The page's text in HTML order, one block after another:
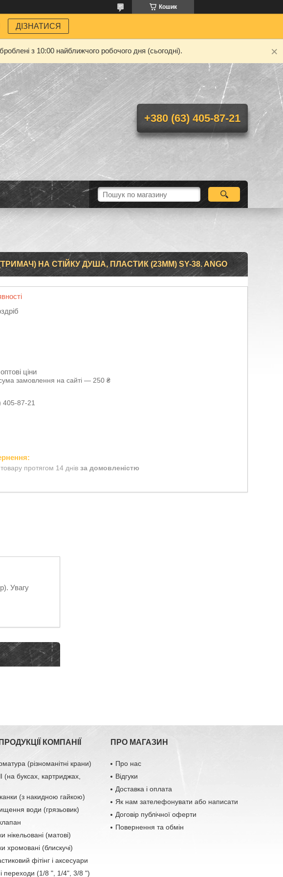
Кошик
ДІЗНАТИСЯ
з 10:00 найближчого робочого дня (сьогодні).
+380 (63) 405-87-21
НА СТІЙКУ ДУША, ПЛАСТИК (23ММ) SY-38. ANGO
ціни
замовлення на сайті — 250 ₴
405-87-21
протягом 14 днів за домовленістю
Увагу
КОМПАНІЇ
(різноманітні крани)
буксах, картриджах,
(з накидною гайкою)
води (грязьовик)
нікельовані (матові)
хромовані (блискучі)
фітінг і аксесуари
і переходи (1/8 ", 1/4", 3/8 ")
ПРО МАГАЗИН
Про нас
Відгуки
Доставка і оплата
Як нам зателефонувати або написати
Договір публічної оферти
Повернення та обмін